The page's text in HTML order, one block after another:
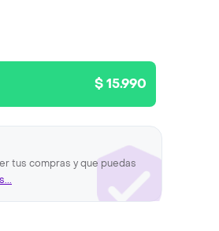
$ 15.990
tus compras y que puedas